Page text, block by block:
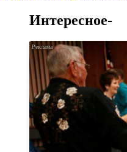
Интересное-